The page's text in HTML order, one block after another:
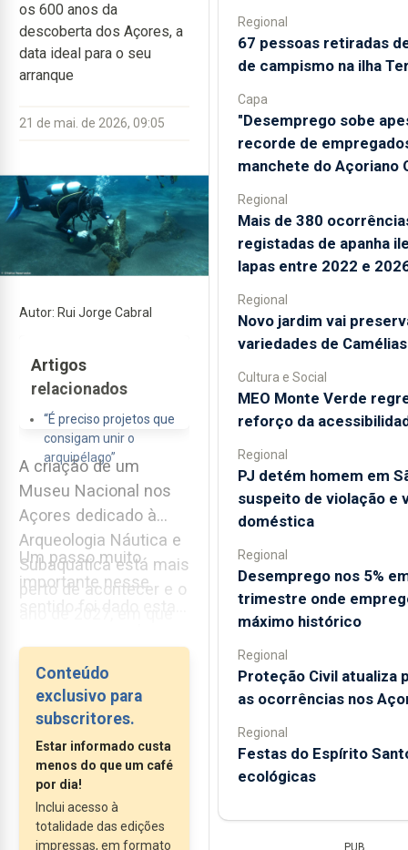
os 600 anos da
descoberta dos Açores, a
data ideal para o seu
arranque
21 de mai. de 2026, 09:05
Autor: Rui Jorge Cabral
Artigos
relacionados
“É preciso projetos que
consigam unir o
arquipélago”
A criação de um
Museu Nacional nos
Açores dedicado à
Arqueologia Náutica e
Subaquática está mais
perto de acontecer e o
anos da descoberta
dos Açores, seria a
data ideal para o
lançamento oficial
deste projeto por parte
do Governo da
República.
Um passo muito
importante nesse
acolhimento pelo
parlamento açoriano...
Conteúdo
exclusivo para
subscritores.
Estar informado custa
menos do que um café
por dia!
Inclui acesso à
totalidade das edições
impressas, em formato
Regional
67 pessoas retiradas
de campismo na ilha
Capa
"Desemprego sobe
recorde de
manchete do Açoriano
Regional
Mais de 380
registadas de apanha
lapas entre 2022 e
Regional
Novo jardim vai
variedades de Camélias
Cultura e Social
MEO Monte Verde
reforço da
Regional
PJ detém homem em
suspeito de violação e
doméstica
Regional
Desemprego nos 5%
trimestre onde
máximo histórico
Regional
Proteção Civil atualiza
as ocorrências nos
Regional
Festas do Espírito
ecológicas
PUB